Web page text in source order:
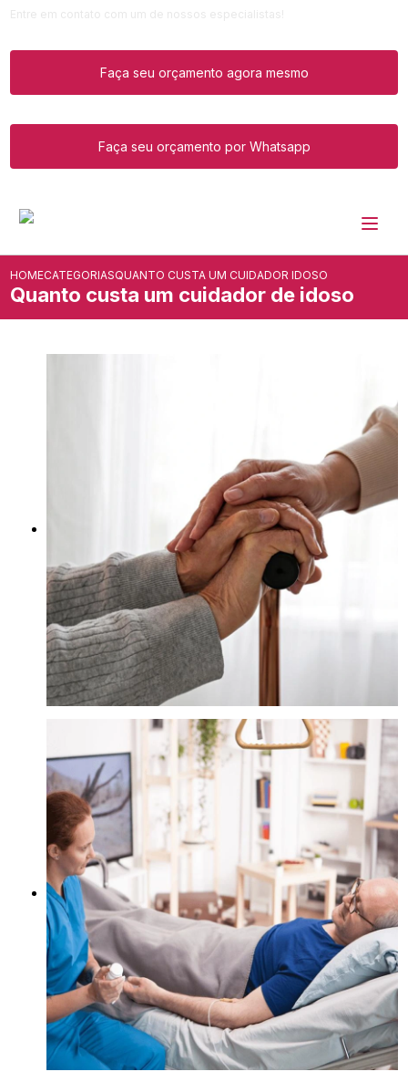
Faça seu orçamento agora mesmo
Faça seu orçamento por Whatsapp
HOMECATEGORIASQUANTO CUSTA UM CUIDADOR IDOSO
Quanto custa um cuidador de idoso